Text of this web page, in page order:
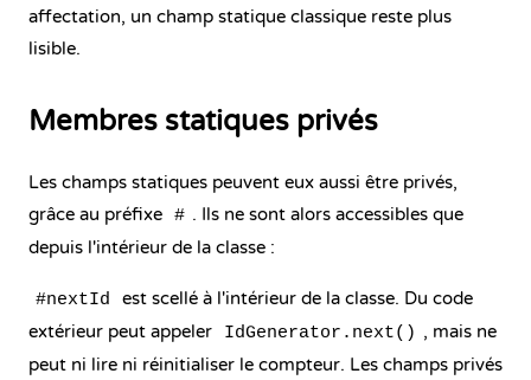
affectation, un champ statique classique reste plus
lisible.
Membres statiques privés
Les champs statiques peuvent eux aussi être privés,
grâce au préfixe # . Ils ne sont alors accessibles que
depuis l'intérieur de la classe :
#nextId
est scellé à l'intérieur de la classe. Du code
extérieur peut appeler
IdGenerator.next() , mais ne
peut ni lire ni réinitialiser le compteur. Les champs privés